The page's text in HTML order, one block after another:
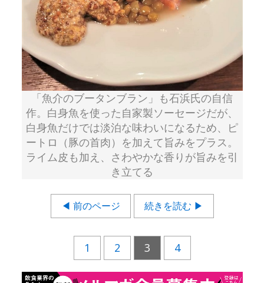
「魚介のブータンブラン」も石浜氏の自信
作。白身魚を使った自家製ソーセージだが、
白身魚だけでは淡泊な味わいになるため、ピ
ートロ（豚の首肉）を加えて旨みをプラス。
ライム皮も加え、さわやかな香りが旨みを引
き立てる
◀ 前のページ 続きを読む ▶
1 2 3 4